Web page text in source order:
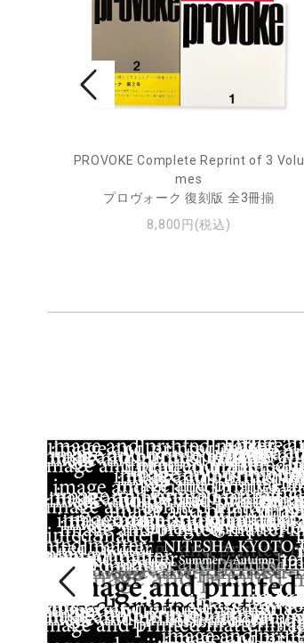
PROVOKE Complete Reprint of 3 Volu
mes
プロヴォーク 復刻版 全3冊揃
8,800円(税込)